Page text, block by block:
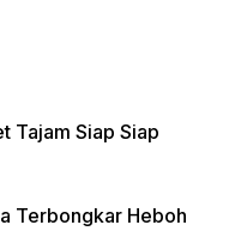
Tajam Siap Siap
Terbongkar Heboh